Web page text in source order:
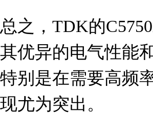
总之，TDK的
其优异的电气性能
特别是在需要高频
现尤为突出。